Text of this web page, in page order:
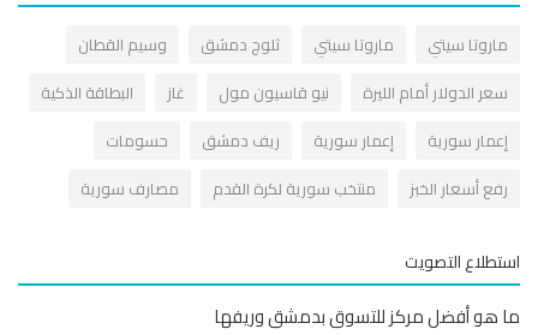
سيتي ماروتا سيتي ثلوج دمشق
وسيم القطان
الدولار أمام الليرة
نيو قاسيون مول غاز
البطاقة الذكية
سورية
إعمار سورية ريف دمشق
حسومات
أسعار الخبز
منتخب سورية لكرة القدم مصارف سورية
التصويت
أفضل مركز للتسوق بدمشق وريفها